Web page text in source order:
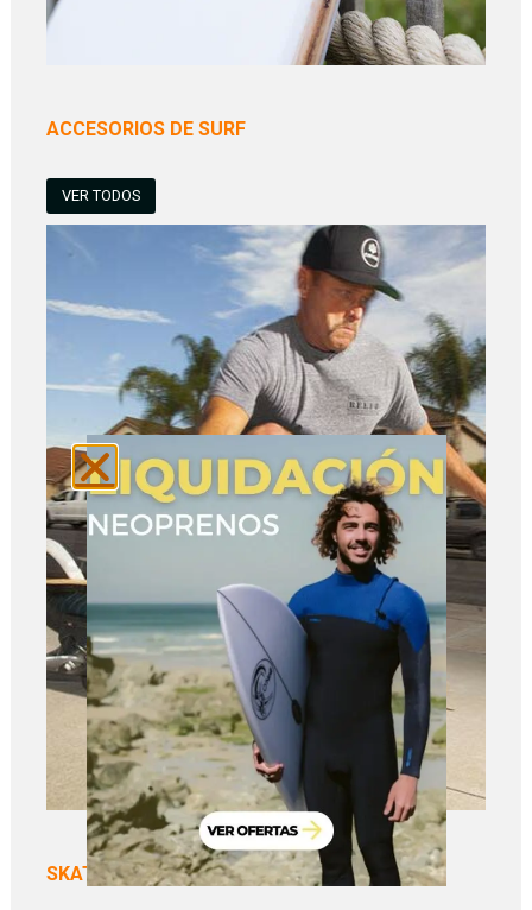
ACCESORIOS DE SURF
VER TODOS
SKATEBOARDS Y SURFSKATES